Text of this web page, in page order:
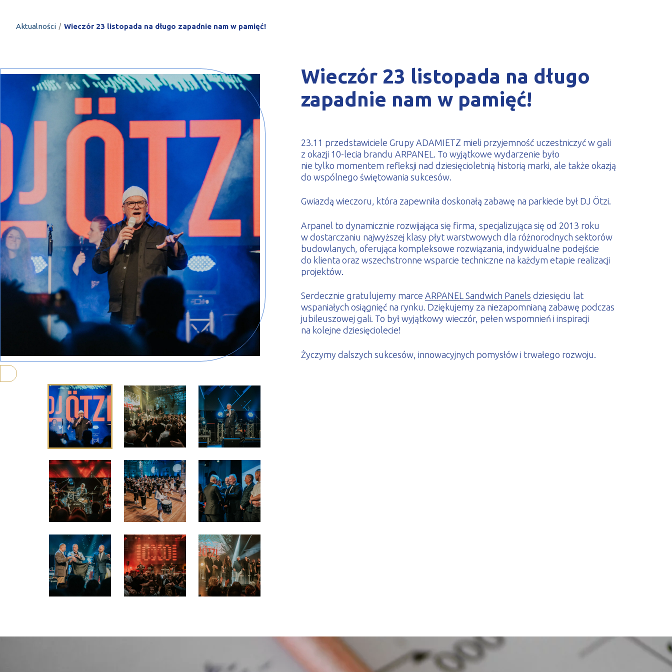
Aktualności / Wieczór 23 listopada na długo zapadnie nam w pamięć!
Wieczór 23 listopada na długo
zapadnie nam w pamięć!
23.11 przedstawiciele Grupy ADAMIETZ mieli przyjemność uczestniczyć w gali
z okazji 10-lecia brandu ARPANEL. To wyjątkowe wydarzenie było
nie tylko momentem refleksji nad dziesięcioletnią historią marki, ale także okazją
do wspólnego świętowania sukcesów.
Gwiazdą wieczoru, która zapewniła doskonałą zabawę na parkiecie był DJ Ötzi.
Arpanel to dynamicznie rozwijająca się firma, specjalizująca się od 2013 roku
w dostarczaniu najwyższej klasy płyt warstwowych dla różnorodnych sektorów
budowlanych, oferująca kompleksowe rozwiązania, indywidualne podejście
do klienta oraz wszechstronne wsparcie techniczne na każdym etapie realizacji
projektów.
Serdecznie gratulujemy marce ARPANEL Sandwich Panels dziesięciu lat
wspaniałych osiągnięć na rynku. Dziękujemy za niezapomnianą zabawę podczas
jubileuszowej gali. To był wyjątkowy wieczór, pełen wspomnień i inspiracji
na kolejne dziesięciolecie!
Życzymy dalszych sukcesów, innowacyjnych pomysłów i trwałego rozwoju.